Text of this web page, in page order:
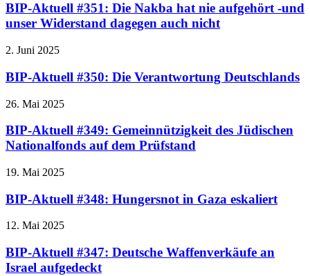
BIP-Aktuell #351: Die Nakba hat nie aufgehört -und
unser Widerstand dagegen auch nicht
2. Juni 2025
BIP-Aktuell #350: Die Verantwortung Deutschlands
26. Mai 2025
BIP-Aktuell #349: Gemeinnützigkeit des Jüdischen
Nationalfonds auf dem Prüfstand
19. Mai 2025
BIP-Aktuell #348: Hungersnot in Gaza eskaliert
12. Mai 2025
BIP-Aktuell #347: Deutsche Waffenverkäufe an
Israel aufgedeckt